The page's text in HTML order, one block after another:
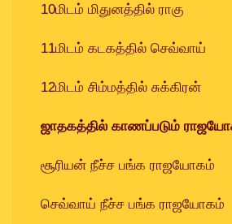
10மிடம் மிதுனத்தில் ராகு
11மிடம் கடகத்தில் செவ்வாய்
12மிடம் சிம்மத்தில் சுக்கிரன்
ஜாதகத்தில் காணப்படும்
சூரியன் நீச்ச பங்க ராஜயோகம்
செவ்வாய் நீச்ச பங்க ராஜயோகம்